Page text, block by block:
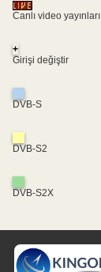
Canlı video yayınları
+
Girişi değiştir
DVB-S
DVB-S2
DVB-S2X